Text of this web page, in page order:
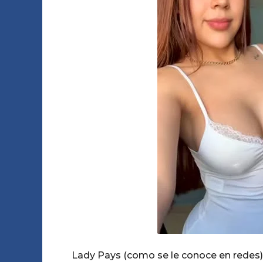
Lady Pays (como se le conoce en